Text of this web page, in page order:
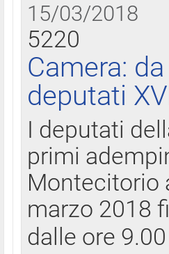
15/03/2018
5220
Camera:
deputati
I deputati
primi
Montecitorio
marzo 2018
dalle ore